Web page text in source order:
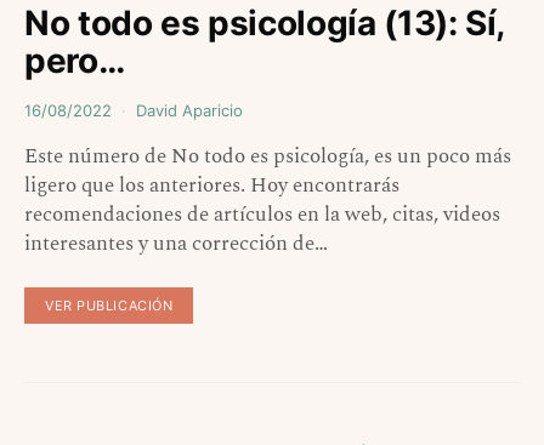
No todo es psicología (13): Sí,
pero…
16/08/2022 David Aparicio
Este número de No todo es psicología, es un poco más
ligero que los anteriores. Hoy encontrarás
recomendaciones de artículos en la web, citas, videos
interesantes y una corrección de…
VER PUBLICACIÓN